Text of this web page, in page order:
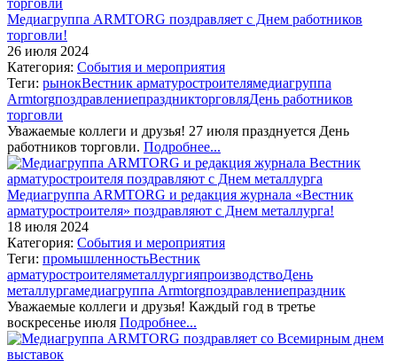
Медиагруппа ARMTORG поздравляет с Днем работников
торговли!
26 июля 2024
Категория: События и мероприятия
Теги: рынокВестник арматуростроителямедиагруппа
ArmtorgпоздравлениепраздникторговляДень работников
торговли
Уважаемые коллеги и друзья! 27 июля празднуется День
работников торговли. Подробнее...
Медиагруппа ARMTORG и редакция журнала «Вестник
арматуростроителя» поздравляют с Днем металлурга!
18 июля 2024
Категория: События и мероприятия
Теги: промышленностьВестник
арматуростроителяметаллургияпроизводствоДень
металлургамедиагруппа Armtorgпоздравлениепраздник
Уважаемые коллеги и друзья! Каждый год в третье
воскресенье июля Подробнее...